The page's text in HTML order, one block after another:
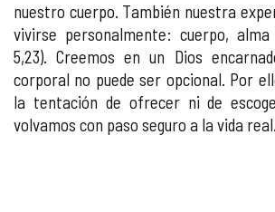
nuestro cuerpo. También nuestra
vivirse personalmente: cuerpo,
5,23). Creemos en un Dios
corporal no puede ser opcional. Por
la tentación de ofrecer ni de
volvamos con paso seguro a la vida real.